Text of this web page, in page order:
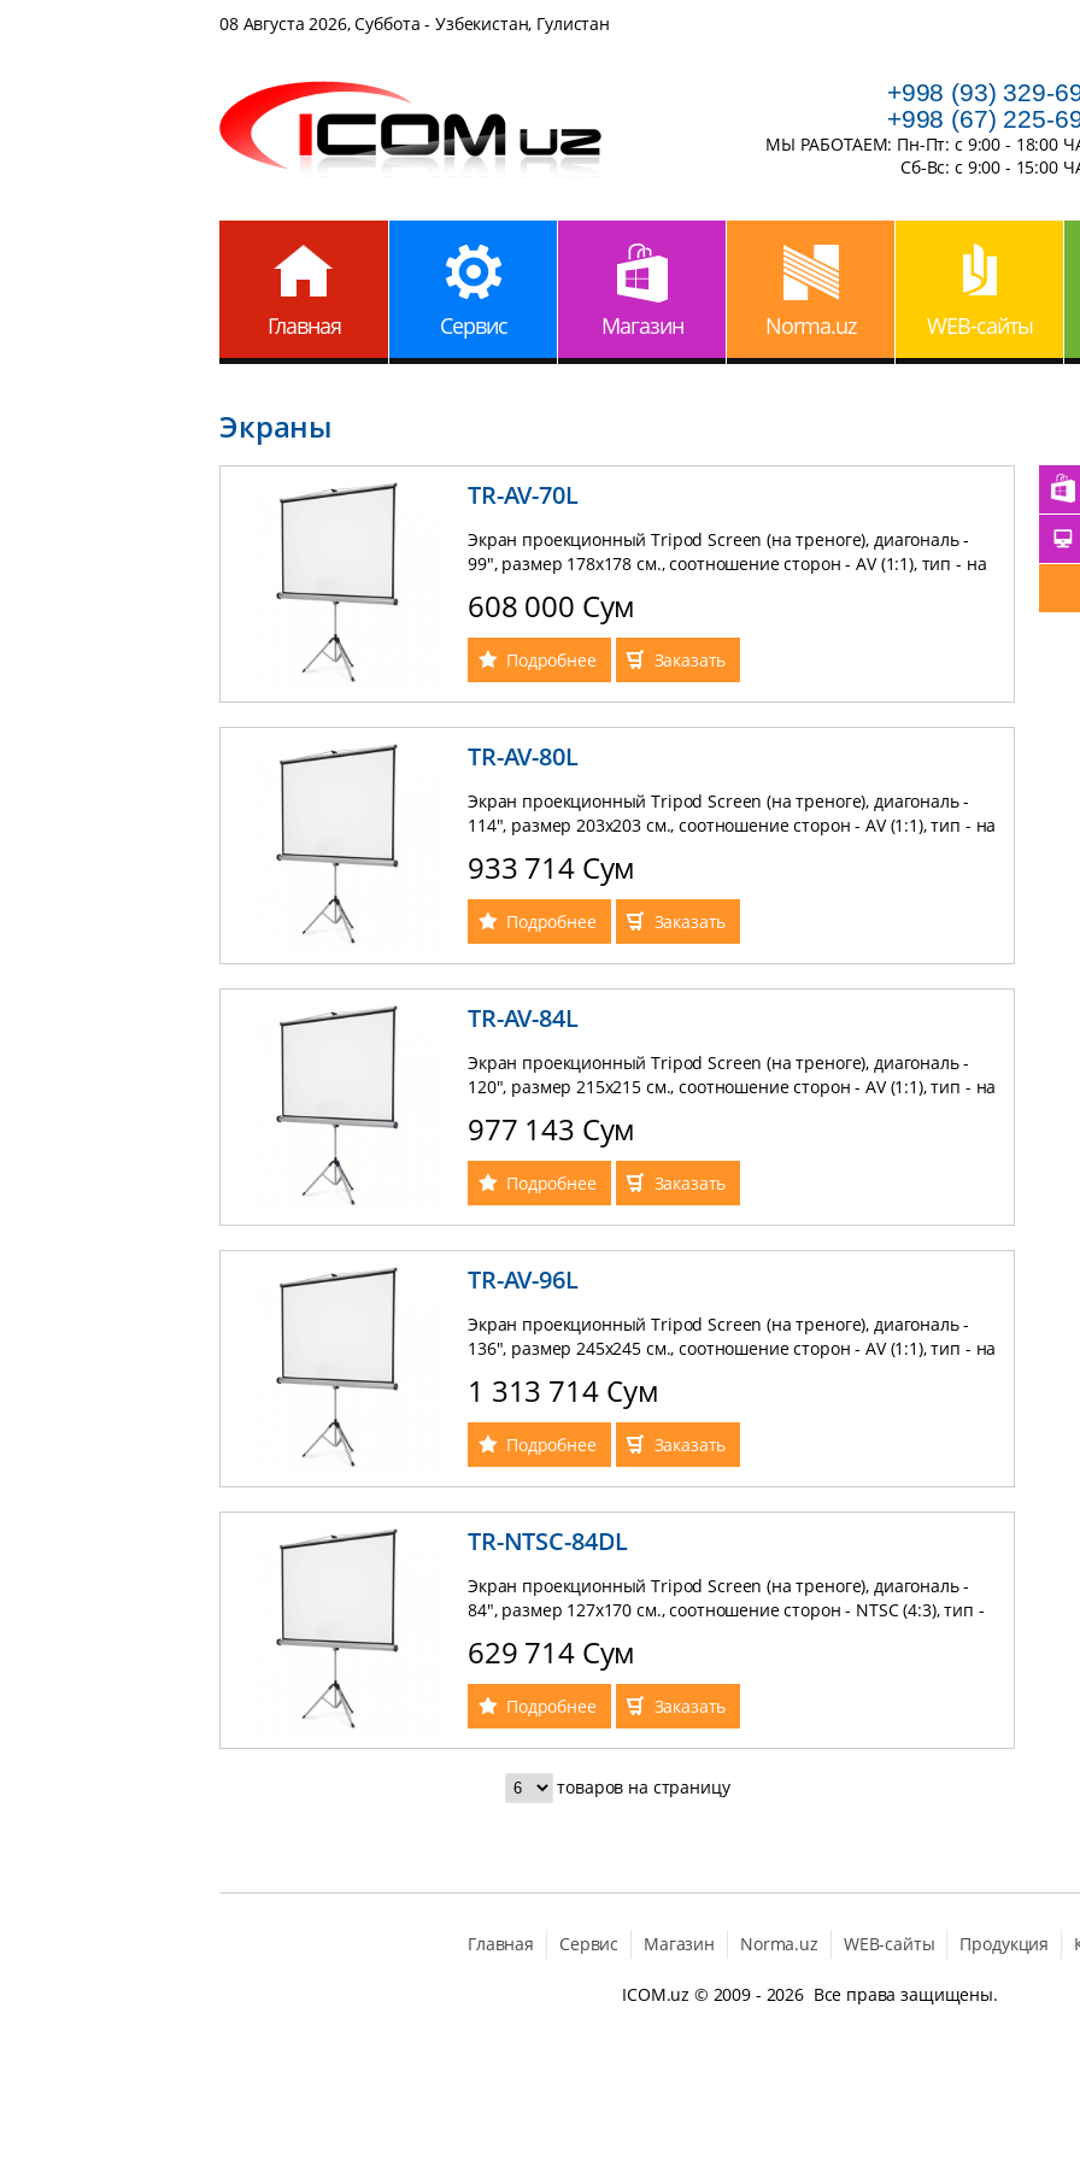
08 Августа 2026, Суббота - Узбекистан, Гулистан
+998 (93) 329-
+998 (67) 225-
МЫ РАБОТАЕМ: Пн-Пт: с 9:00 - 18:00
Сб-Вс: с 9:00 - 15:00
Главная Сервис Магазин Norma.uz WEB-сайты
Экраны
TR-AV-70L
Экран проекционный Tripod Screen (на треноге), диагональ -
99", размер 178x178 см., соотношение сторон - AV (1:1), тип - на
608 000 Сум
Подробнее Заказать
TR-AV-80L
Экран проекционный Tripod Screen (на треноге), диагональ -
114", размер 203x203 см., соотношение сторон - AV (1:1), тип - на
933 714 Сум
Подробнее Заказать
TR-AV-84L
Экран проекционный Tripod Screen (на треноге), диагональ -
120", размер 215x215 см., соотношение сторон - AV (1:1), тип - на
977 143 Сум
Подробнее Заказать
TR-AV-96L
Экран проекционный Tripod Screen (на треноге), диагональ -
136", размер 245x245 см., соотношение сторон - AV (1:1), тип - на
1 313 714 Сум
Подробнее Заказать
TR-NTSC-84DL
Экран проекционный Tripod Screen (на треноге), диагональ -
84", размер 127x170 см., соотношение сторон - NTSC (4:3), тип -
629 714 Сум
Подробнее Заказать
товаров на страницу
Главная Сервис Магазин Norma.uz WEB-сайты Продукция
ICOM.uz © 2009 - 2026 Все права защищены.